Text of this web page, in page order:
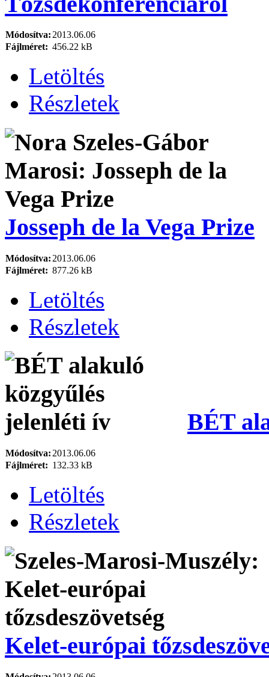
Módosítva: 2013.06.06
Fájlméret: 456.22 kB
Letöltés
Részletek
Josseph de la Vega Prize
Módosítva: 2013.06.06
Fájlméret: 877.26 kB
Letöltés
Részletek
BÉT
Módosítva: 2013.06.06
Fájlméret: 132.33 kB
Letöltés
Részletek
Kelet-európai